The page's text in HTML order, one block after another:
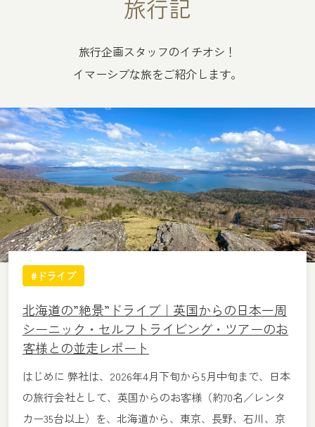
旅行記
旅行企画スタッフのイチオシ！
イマーシブな旅をご紹介します。
#ドライブ
北海道の”絶景”ドライブ｜英国からの日本一周
シーニック・セルフトライビング・ツアーのお
客様との並走レポート
はじめに 弊社は、2026年4月下旬から5月中旬まで、日本
の旅行会社として、英国からのお客様（約70名／レンタ
カー35台以上）を、北海道から、東京、長野、石川、京